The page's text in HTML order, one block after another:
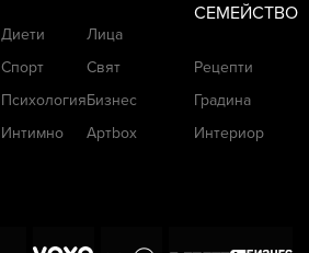
Диети
Спорт
Психология
Интимно
Лица
Свят
Бизнес
Артbox
СЕМЕЙСТВО
Рецепти
Градина
Интериор